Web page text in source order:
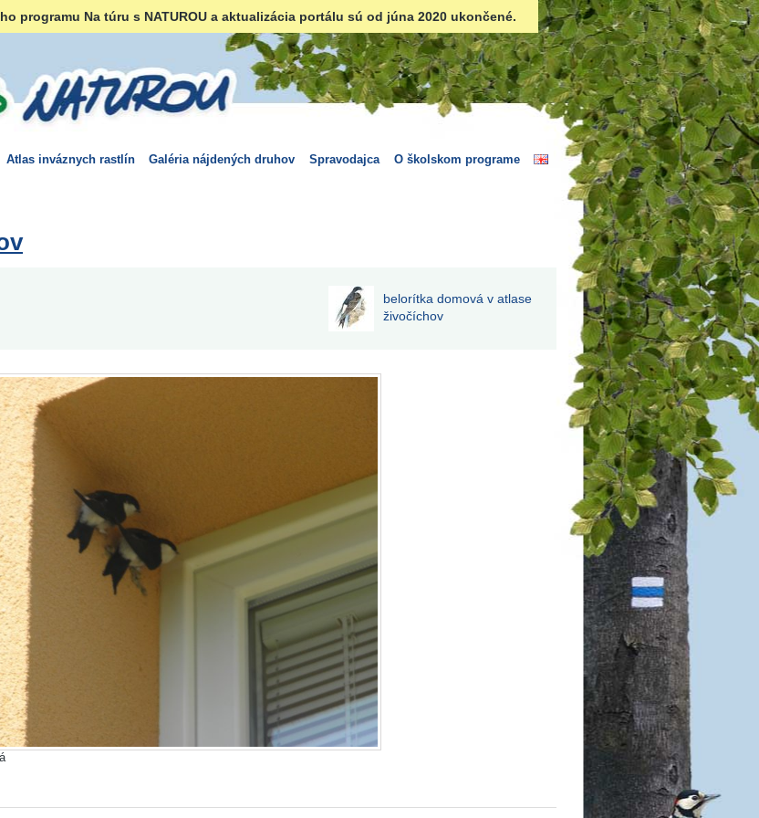
programu Na túru s NATUROU a aktualizácia portálu sú od júna 2020 ukončené.
Atlas inváznych rastlín Galéria nájdených druhov Spravodajca O školskom programe
belorítka domová v atlase
živočíchov